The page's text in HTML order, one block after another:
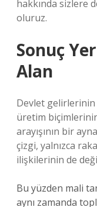
hakkında sizlere
oluruz.
Sonuç
Alan
Devlet
üretim
arayışının bir
çizgi, yalnızca
ilişkilerinin de
Bu yüzden mali
aynı zamanda